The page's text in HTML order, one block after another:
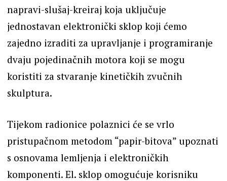
napravi-slušaj-kreiraj koja uključuje
jednostavan elektronički sklop koji ćemo
zajedno izraditi za upravljanje i programiranje
dvaju pojedinačnih motora koji se mogu
koristiti za stvaranje kinetičkih zvučnih
skulptura.
Tijekom radionice polaznici će se vrlo
pristupačnom metodom “papir-bitova” upoznati
s osnovama lemljenja i elektroničkih
komponenti. El. sklop omogućuje korisniku